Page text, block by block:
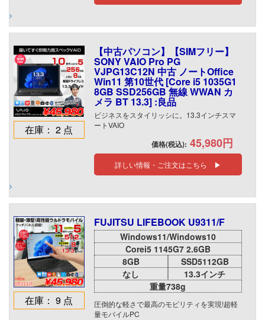
在庫： 2 点
【中古パソコン】【SIMフリー】
SONY VAIO Pro PG
VJPG13C12N 中古 ノートOffice
Win11 第10世代 [Core i5 1035G1
8GB SSD256GB 無線 WWAN カ
メラ BT 13.3] :良品
ビジネスをスタイリッシに。13.3インチスマ
ートVAIO
価格(税込): 45,980円
詳しい情報・ご注文はこちら ▶
在庫： 9 点
FUJITSU LIFEBOOK U9311/F
Windows11/Windows10
Corei5 1145G7 2.6GB
8GB
SSD5112GB
なし
13.3インチ
重量738g
圧倒的な軽さで最高のモビリティを実現!超軽
量モバイルPC